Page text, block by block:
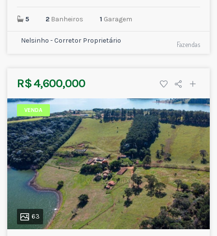
5 2 Banheiros 1 Garagem
Nelsinho - Corretor Proprietário Fazendas
R$ 4,600,000
VENDA
63